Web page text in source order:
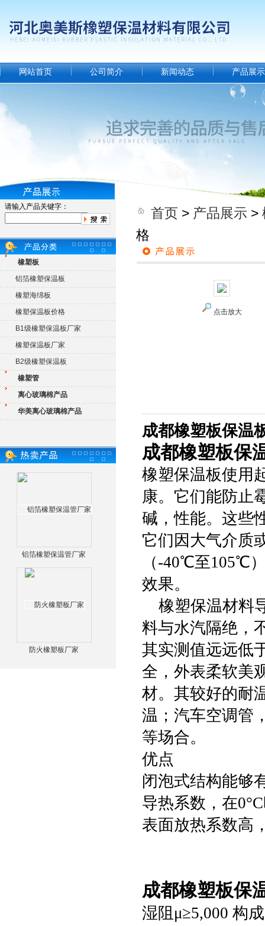
网站首页 公司简介 新闻动态 产品展示
请输入产品关键字：
橡塑板
铝箔橡塑保温板
橡塑海绵板
橡塑保温板价格
B1级橡塑保温板厂家
橡塑保温板厂家
B2级橡塑保温板
橡塑管
离心玻璃棉产品
华美离心玻璃棉产品
铝箔橡塑保温管厂家
防火橡塑板厂家
首页 > 产品展示 >
格
点击放大
成都橡塑板保温
成都橡塑板保
橡塑保温板使用
康。它们能防止
碱，性能。这些
它们因大气介质
（-40℃至105℃
效果。
橡塑保温材料
料与水汽隔绝，
其实测值远远低
全，外表柔软美
材。其较好的耐
温；汽车空调管
等场合。
优点
闭泡式结构能够
导热系数，在
表面放热系数高
成都橡塑板保
湿阻μ≥5,000 构